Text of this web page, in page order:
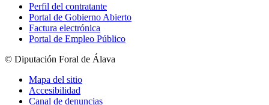
Perfil del contratante
Portal de Gobierno Abierto
Factura electrónica
Portal de Empleo Público
© Diputación Foral de Álava
Mapa del sitio
Accesibilidad
Canal de denuncias